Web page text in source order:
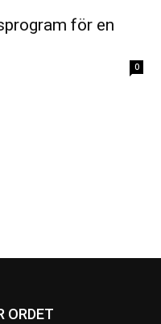
för en
0
ORDET